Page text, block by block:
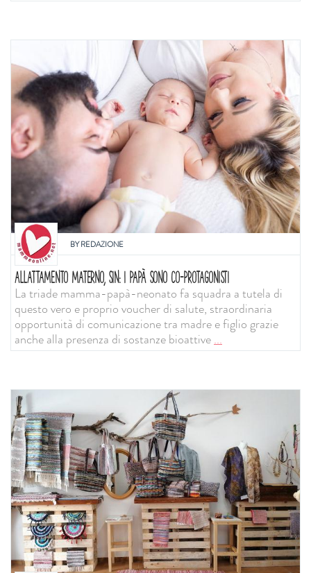
BYREDAZIONE
ALLATTAMENTO MATERNO, SIN: I PAPÀ SONO CO-PROTAGONISTI
La triade mamma-papà-neonato fa squadra a tutela di
questo vero e proprio voucher di salute, straordinaria
opportunità di comunicazione tra madre e figlio grazie
anche alla presenza di sostanze bioattive...